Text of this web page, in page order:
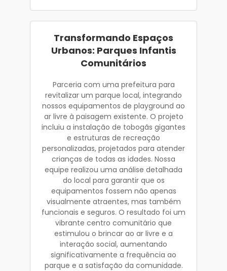
Transformando Espaços
Urbanos: Parques Infantis
Comunitários
Parceria com uma prefeitura para
revitalizar um parque local, integrando
nossos equipamentos de playground ao
ar livre à paisagem existente. O projeto
incluiu a instalação de tobogãs gigantes
e estruturas de recreação
personalizadas, projetados para atender
crianças de todas as idades. Nossa
equipe realizou uma análise detalhada
do local para garantir que os
equipamentos fossem não apenas
visualmente atraentes, mas também
funcionais e seguros. O resultado foi um
vibrante centro comunitário que
estimulou o brincar ao ar livre e a
interação social, aumentando
significativamente a frequência ao
parque e a satisfação da comunidade.